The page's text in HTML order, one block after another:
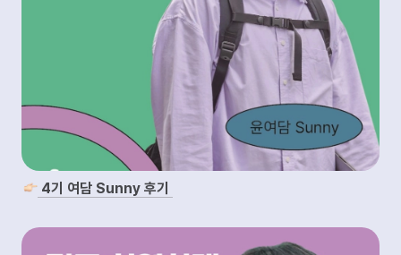
4기 여담 Sunny 후기